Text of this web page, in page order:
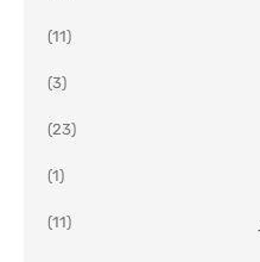
(11)
(3)
(23)
(1)
(11)